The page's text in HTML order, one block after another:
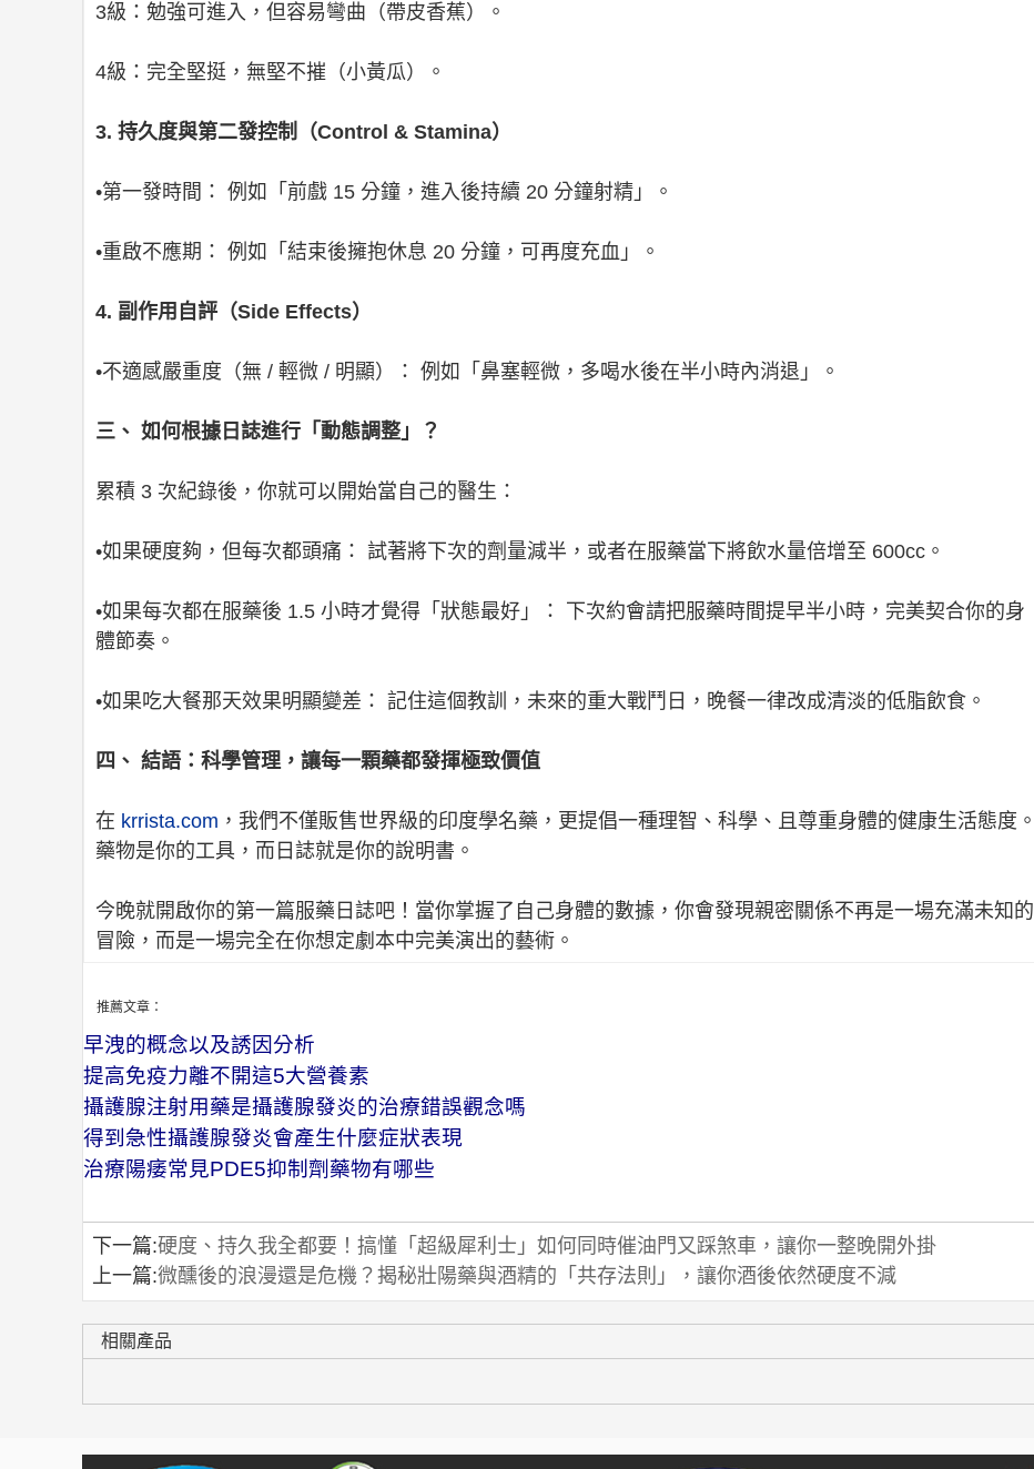
3級：勉強可進入，但容易彎曲（帶皮香蕉）。
4級：完全堅挺，無堅不摧（小黃瓜）。
3. 持久度與第二發控制（Control & Stamina）
•第一發時間： 例如「前戲 15 分鐘，進入後持續 20 分鐘射精」。
•重啟不應期： 例如「結束後擁抱休息 20 分鐘，可再度充血」。
4. 副作用自評（Side Effects）
•不適感嚴重度（無 / 輕微 / 明顯）： 例如「鼻塞輕微，多喝水後在半小時內消退」。
三、 如何根據日誌進行「動態調整」？
累積 3 次紀錄後，你就可以開始當自己的醫生：
•如果硬度夠，但每次都頭痛： 試著將下次的劑量減半，或者在服藥當下將飲水量倍增至 600cc。
•如果每次都在服藥後 1.5 小時才覺得「狀態最好」： 下次約會請把服藥時間提早半小時，完美契合你的身
體節奏。
•如果吃大餐那天效果明顯變差： 記住這個教訓，未來的重大戰鬥日，晚餐一律改成清淡的低脂飲食。
四、 結語：科學管理，讓每一顆藥都發揮極致價值
在 krrista.com ，我們不僅販售世界級的印度學名藥，更提倡一種理智、科學、且尊重身體的健康生活態度。
藥物是你的工具，而日誌就是你的說明書。
今晚就開啟你的第一篇服藥日誌吧！當你掌握了自己身體的數據，你會發現親密關係不再是一場充滿未知的
冒險，而是一場完全在你想定劇本中完美演出的藝術。
推薦文章：
早洩的概念以及誘因分析
提高免疫力離不開這5大營養素
攝護腺注射用藥是攝護腺發炎的治療錯誤觀念嗎
得到急性攝護腺發炎會產生什麼症狀表現
治療陽痿常見PDE5抑制劑藥物有哪些
下一篇:硬度、持久我全都要！搞懂「超級犀利士」如何同時催油門又踩煞車，讓你一整晚開外掛
上一篇:微醺後的浪漫還是危機？揭秘壯陽藥與酒精的「共存法則」，讓你酒後依然硬度不減
相關產品